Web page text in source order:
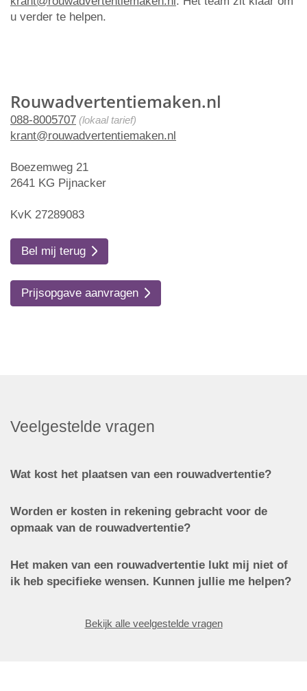
Rouwadvertentiemaken.nl
088-8005707 (lokaal tarief)
krant@rouwadvertentiemaken.nl
Boezemweg 21
2641 KG Pijnacker
KvK 27289083
Bel mij terug
Prijsopgave aanvragen
u verder te helpen.
Veelgestelde vragen
Wat kost het plaatsen van een rouwadvertentie?
Worden er kosten in rekening gebracht voor de
opmaak van de rouwadvertentie?
Het maken van een rouwadvertentie lukt mij niet of
ik heb specifieke wensen. Kunnen jullie me helpen?
Bekijk alle veelgestelde vragen